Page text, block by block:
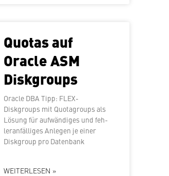
Quotas auf
Oracle ASM
Diskgroups
Oracle DBA Tipp: FLEX-
Diskgroups mit Quo­ta­groups als
Lösung für auf­wän­di­ges und feh­
ler­an­fäl­li­ges Anlegen je einer
Diskgroup pro Datenbank
WEITERLESEN »